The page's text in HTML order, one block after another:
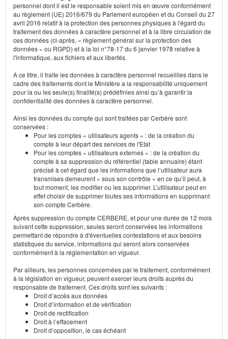
personnel dont il est le responsable soient mis en œuvre conformément
au règlement (UE) 2016/679 du Parlement européen et du Conseil du 27
avril 2016 relatif à la protection des personnes physiques à l'égard du
traitement des données à caractère personnel et à la libre circulation de
ces données (ci-après, « règlement général sur la protection des
données » ou RGPD) et à la loi n°78-17 du 6 janvier 1978 relative à
l'informatique, aux fichiers et aux libertés.
A ce titre, il traite les données à caractère personnel recueillies dans le
cadre des traitements dont le Ministère a la responsabilité uniquement
pour la ou les seule(s) finalité(s) prédéfinies ainsi qu’à garantir la
confidentialité des données à caractère personnel.
Ainsi les données du compte qui sont traitées par Cerbère sont
conservées :
Pour les comptes « utilisateurs agents » : de la création du
compte à leur départ des services de l'Etat
Pour les comptes « utilisateurs externes » : de la création du
compte à sa suppression du référentiel (table annuaire) étant
précisé à cet égard que les informations que l’utilisateur aura
transmises demeurent « sous son contrôle » en ce qu’il peut, à
tout moment, les modifier ou les supprimer. L’utilisateur peut en
effet choisir de supprimer toutes ses informations en supprimant
son compte Cerbère.
Après suppression du compte CERBERE, et pour une durée de 12 mois
suivant cette suppression, seules seront conservées les informations
permettant de répondre à d'éventuelles contestations et aux besoins
statistiques du service, informations qui seront alors conservées
conformément à la réglementation en vigueur.
Par ailleurs, les personnes concernées par le traitement, conformément
à la législation en vigueur, peuvent exercer leurs droits auprès du
responsable de traitement. Ces droits sont les suivants :
Droit d’accès aux données
Droit d’information et de vérification
Droit de rectification
Droit à l’effacement
Droit d’opposition, le cas échéant